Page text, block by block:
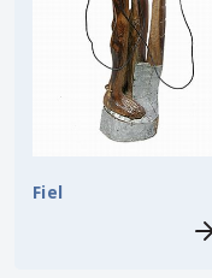
Fiel